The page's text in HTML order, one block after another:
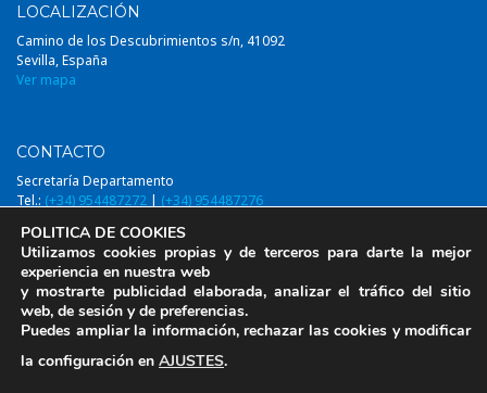
LOCALIZACIÓN
Camino de los Descubrimientos s/n, 41092
Sevilla, España
Ver mapa
CONTACTO
Secretaría Departamento
Tel.: (+34) 954487272 | (+34) 954487276
© 2014-2026, DIQAUS (Departamento Ingeniería Química y Ambiental,
Universidad de Sevilla)
Aviso Legal
POLITICA DE COOKIES
Utilizamos cookies propias y de terceros para darte la mejor
experiencia en nuestra web
y mostrarte publicidad elaborada, analizar el tráfico del sitio
web, de sesión y de preferencias.
Puedes ampliar la información, rechazar las cookies y modificar
la configuración en AJUSTES.